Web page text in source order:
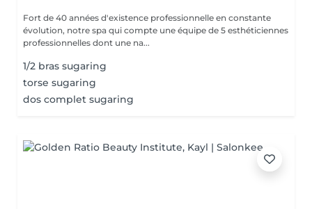
Fort de 40 années d'existence professionnelle en constante
évolution, notre spa qui compte une équipe de 5 esthéticiennes
professionnelles dont une na...
1/2 bras sugaring
torse sugaring
dos complet sugaring